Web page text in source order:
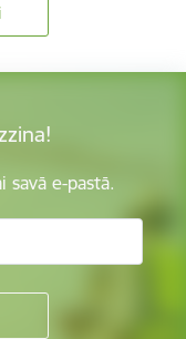
savā e-pastā.